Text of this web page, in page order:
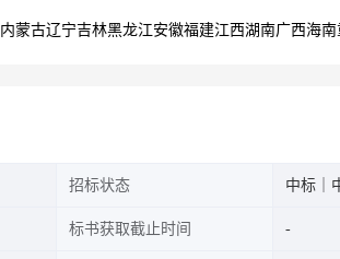
内蒙古辽宁吉林黑龙江安徽福建江西湖南广西海南
招标状态 中标｜
标书获取截止时间